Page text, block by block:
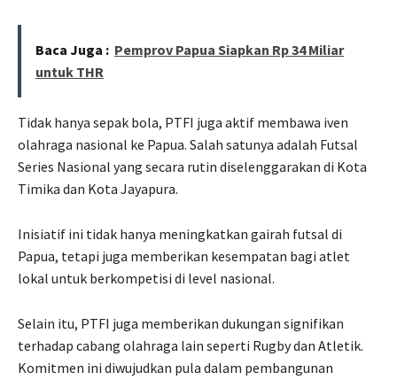
Baca Juga : Pemprov Papua Siapkan Rp 34 Miliar
untuk THR
Tidak hanya sepak bola, PTFI juga aktif membawa iven
olahraga nasional ke Papua. Salah satunya adalah Futsal
Series Nasional yang secara rutin diselenggarakan di Kota
Timika dan Kota Jayapura.
Inisiatif ini tidak hanya meningkatkan gairah futsal di
Papua, tetapi juga memberikan kesempatan bagi atlet
lokal untuk berkompetisi di level nasional.
Selain itu, PTFI juga memberikan dukungan signifikan
terhadap cabang olahraga lain seperti Rugby dan Atletik.
Komitmen ini diwujudkan pula dalam pembangunan